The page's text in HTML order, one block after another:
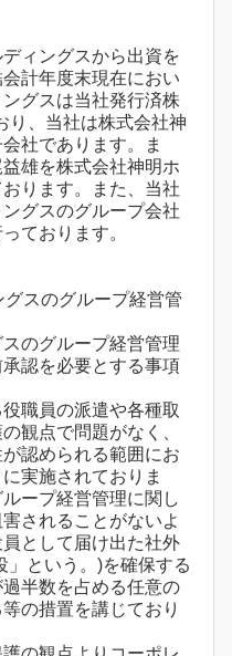
ィングスから出資を
計年度末現在におい
グスは当社発行済株
り、当社は株式会社神
社であります。ま
雄を株式会社神明ホ
ります。また、当社
グスのグループ会社
ております。
スのグループ経営管
のグループ経営管理
認を必要とする事項
職員の派遣や各種取
観点で問題がなく、
認められる範囲にお
実施されておりま
ープ経営管理に関し
されることがないよ
として届け出た社外
」という。)を確保する
半数を占める任意の
の措置を講じており